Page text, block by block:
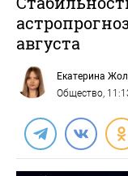
августа
Екатерина
Общество,